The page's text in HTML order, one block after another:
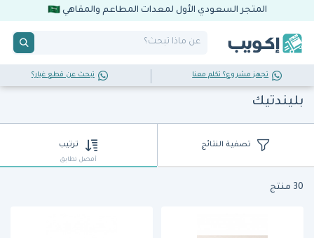
المتجر السعودي الأول لمعدات المطاعم والمقاهي
تجهز مشروع؟ تكلم معنا تبحث عن قطع غيار؟
بليندتيك
تصفية النتائج ترتيب
أفضل تطابق
30 منتج